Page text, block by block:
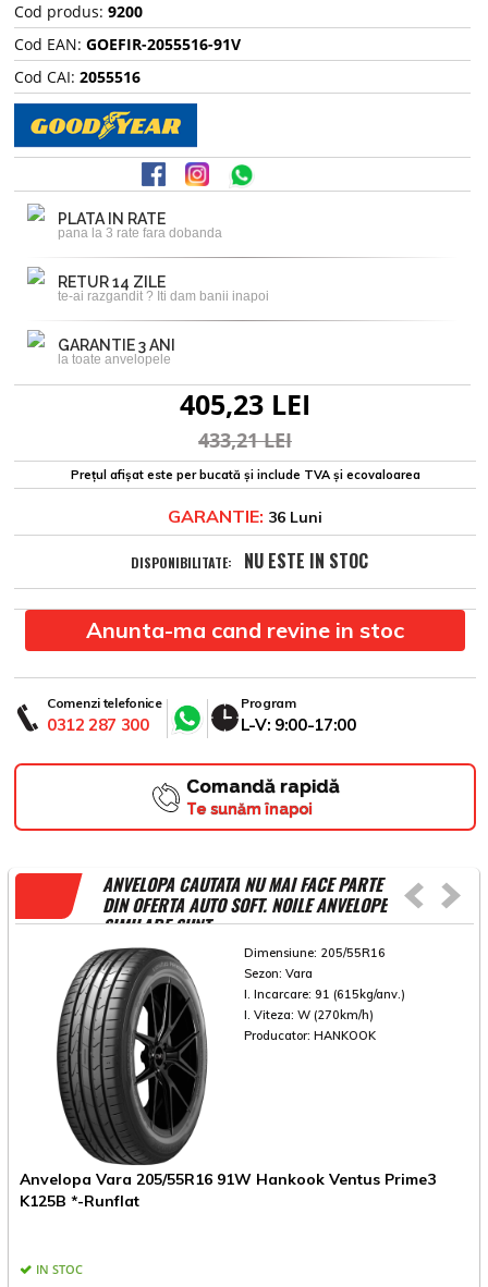
Cod produs: 9200
Cod EAN: GOEFIR-2055516-91V
Cod CAI: 2055516
PLATA IN RATE
pana la 3 rate fara dobanda
RETUR 14 ZILE
te-ai razgandit ? Iti dam banii inapoi
GARANTIE 3 ANI
la toate anvelopele
405,23 LEI
433,21 LEI
Prețul afișat este per bucată și include TVA și ecovaloarea
GARANTIE: 36 Luni
DISPONIBILITATE: NU ESTE IN STOC
Anunta-ma cand revine in stoc
Comenzi telefonice
0312 287 300
Program
L-V: 9:00-17:00
Comandă rapidă
Te sunăm înapoi
ANVELOPA CAUTATA NU MAI FACE PARTE
DIN OFERTA AUTO SOFT. NOILE ANVELOPE
SIMILARE SUNT
Dimensiune: 205/55R16
Sezon: Vara
I. Incarcare: 91 (615kg/anv.)
I. Viteza: W (270km/h)
Producator: HANKOOK
Anvelopa Vara 205/55R16 91W Hankook Ventus Prime3
K125B *-Runflat
IN STOC